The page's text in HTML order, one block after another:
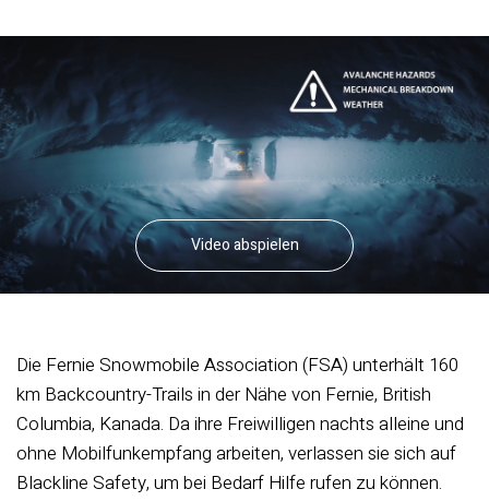
Video abspielen
Die Fernie Snowmobile Association (FSA) unterhält 160
km Backcountry-Trails in der Nähe von Fernie, British
Columbia, Kanada. Da ihre Freiwilligen nachts alleine und
ohne Mobilfunkempfang arbeiten, verlassen sie sich auf
Blackline Safety, um bei Bedarf Hilfe rufen zu können.